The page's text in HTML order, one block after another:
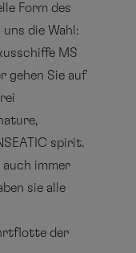
Form des
uns die Wahl:
MS
gehen Sie auf
spirit.
auch immer
sie alle
der